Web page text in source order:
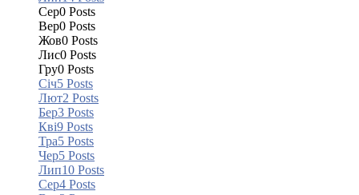
Сер0 Posts
Вер0 Posts
Жов0 Posts
Лис0 Posts
Гру0 Posts
Січ5 Posts
Лют2 Posts
Бер3 Posts
Кві9 Posts
Тра5 Posts
Чер5 Posts
Лип10 Posts
Сер4 Posts